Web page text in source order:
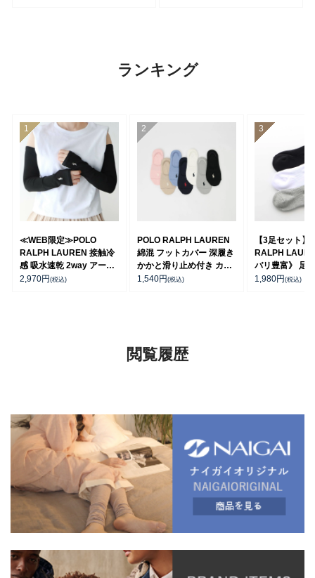
ランキング
≪WEB限定≫POLO
RALPH LAUREN 接触冷
感 吸水速乾 2way アーム
カバー ＆ レッグウォーマ
2,970円(税込)
POLO RALPH LAUREN
綿混 フットカバー 深履き
かかと滑り止め付き カバ
ーソックス レディース
1,540円(税込)
【3足セット】
RALPH
バリ豊富》 足
ーチサポート
1,980円(税込)
閲覧履歴